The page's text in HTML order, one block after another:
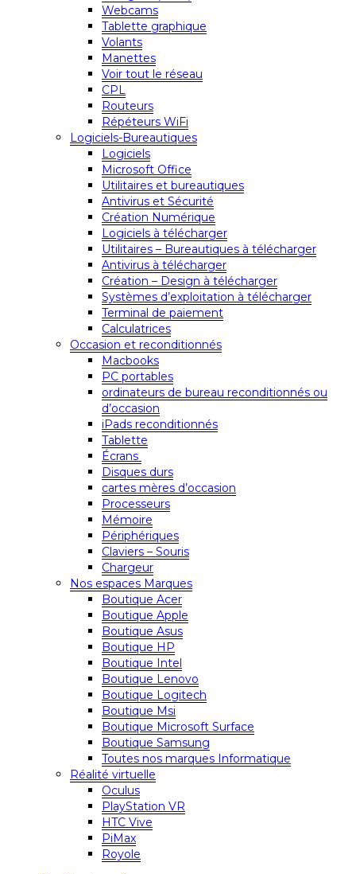
Webcams
Tablette graphique
Volants
Manettes
Voir tout le réseau
CPL
Routeurs
Répéteurs WiFi
Logiciels-Bureautiques
Logiciels
Microsoft Office
Utilitaires et bureautiques
Antivirus et Sécurité
Création Numérique
Logiciels à télécharger
Utilitaires – Bureautiques à télécharger
Antivirus à télécharger
Création – Design à télécharger
Systèmes d’exploitation à télécharger
Terminal de paiement
Calculatrices
Occasion et reconditionnés
Macbooks
PC portables
ordinateurs de bureau reconditionnés ou
d’occasion
iPads reconditionnés
Tablette
Écrans
Disques durs
cartes mères d’occasion
Processeurs
Mémoire
Périphériques
Claviers – Souris
Chargeur
Nos espaces Marques
Boutique Acer
Boutique Apple
Boutique Asus
Boutique HP
Boutique Intel
Boutique Lenovo
Boutique Logitech
Boutique Msi
Boutique Microsoft Surface
Boutique Samsung
Toutes nos marques Informatique
Réalité virtuelle
Oculus
PlayStation VR
HTC Vive
PiMax
Royole